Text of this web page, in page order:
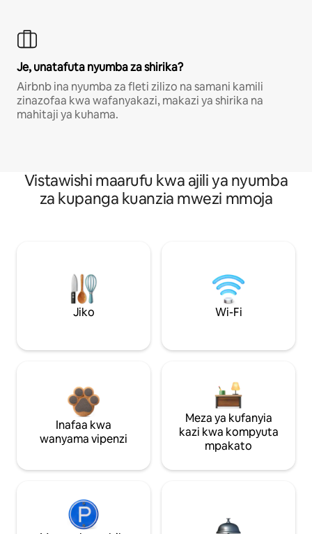
Je, unatafuta nyumba za shirika?
Airbnb ina nyumba za fleti zilizo na samani kamili
zinazofaa kwa wafanyakazi, makazi ya shirika na
mahitaji ya kuhama.
Vistawishi maarufu kwa ajili ya nyumba
za kupanga kuanzia mwezi mmoja
Jiko Wi-Fi
Inafaa kwa
wanyama vipenzi
Meza ya kufanyia
kazi kwa kompyuta
mpakato